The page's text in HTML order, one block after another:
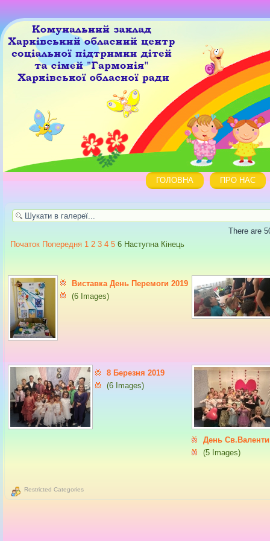
ГОЛОВНА ПРО НАС
There are
Початок Попередня 1 2 3 4 5 6 Наступна Кінець
Виставка День Перемоги 2019
(6 Images)
8 Березня 2019
(6 Images)
День
(5 Images)
Restricted Categories